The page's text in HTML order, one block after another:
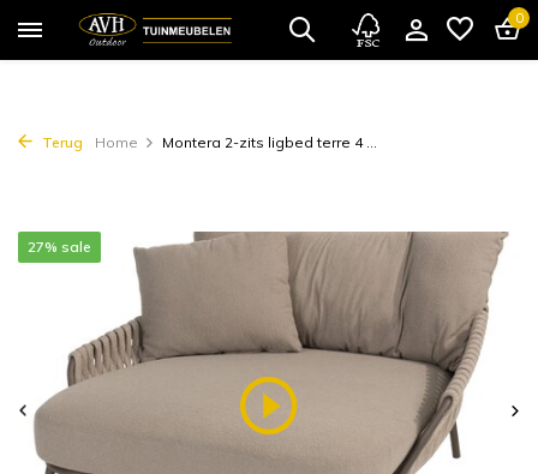
0
Terug Home Montera 2-zits ligbed terre 4 ...
27% sale